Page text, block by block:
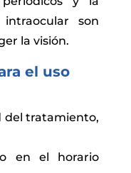
son
la visión.
el uso
del tratamiento,
en el horario